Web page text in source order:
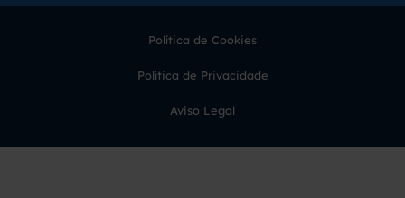
Política de Cookies
Política de Privacidade
Aviso Legal